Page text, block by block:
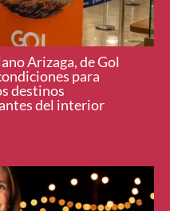
Arizaga, de Gol
para
destinos
del interior